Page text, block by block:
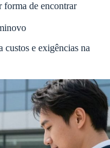
forma de encontrar
custos e exigências na